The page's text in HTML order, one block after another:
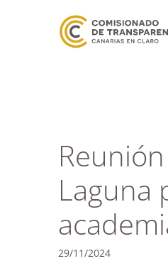
Laguna
29/11/2024